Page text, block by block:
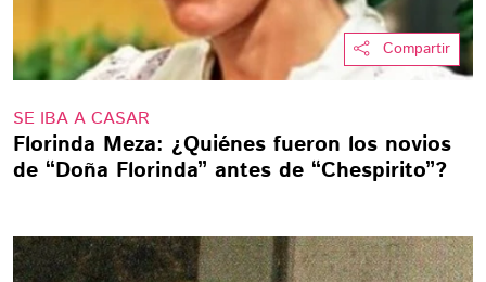
Compartir
SE IBA A CASAR
Florinda Meza: ¿Quiénes fueron los novios
de “Doña Florinda” antes de “Chespirito”?